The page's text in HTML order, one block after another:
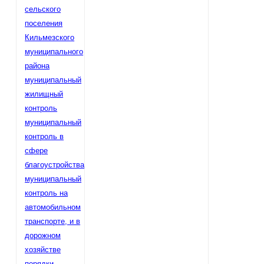
сельского
поселения
Кильмезского
муниципального
района
муниципальный
жилищный
контроль
муниципальный
контроль в
сфере
благоустройства
муниципальный
контроль на
автомобильном
транспорте, и в
дорожном
хозяйстве